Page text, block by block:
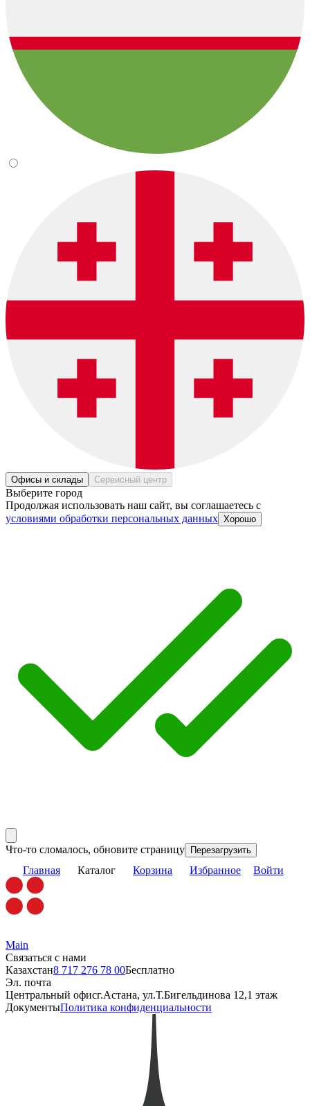
Офисы и склады Сервисный центр
Выберите город
Продолжая использовать наш сайт, вы соглашаетесь c
условиями обработки персональных данных Хорошо
Что-то сломалось, обновите страницу Перезагрузить
Главная Каталог Корзина Избранное Войти
Main
Связаться с нами
Казахстан8 717 276 78 00Бесплатно
Эл. почта
Центральный офисг.Астана, ул.Т.Бигельдинова 12,1 этаж
ДокументыПолитика конфиденциальности